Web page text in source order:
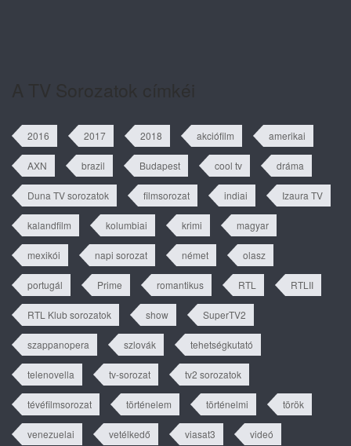
2016 2017 2018 akciófilm amerikai
AXN brazil Budapest cool tv dráma
Duna TV sorozatok filmsorozat indiai Izaura TV
kalandfilm kolumbiai krimi magyar
mexikói napi sorozat német olasz
portugál Prime romantikus RTL RTLII
RTL Klub sorozatok show SuperTV2
szappanopera szlovák tehetségkutató
telenovella tv-sorozat tv2 sorozatok
tévéfilmsorozat történelem történelmi török
venezuelai vetélkedő viasat3 videó